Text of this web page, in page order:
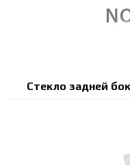
Стекло задней